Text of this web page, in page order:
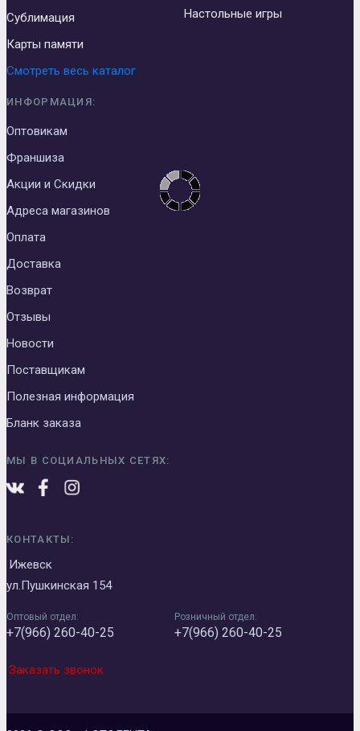
Сублимация
Карты памяти
Настольные игры
Смотреть весь каталог
ИНФОРМАЦИЯ:
Оптовикам
Франшиза
Акции и Скидки
Адреса магазинов
Оплата
Доставка
Возврат
Отзывы
Новости
Поставщикам
Полезная информация
Бланк заказа
МЫ В СОЦИАЛЬНЫХ СЕТЯХ:
КОНТАКТЫ:
Ижевск
ул.Пушкинская 154
Оптовый отдел:
+7(966) 260-40-25
Розничный отдел:
+7(966) 260-40-25
Заказать звонок